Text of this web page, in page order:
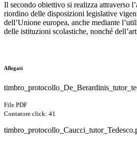
Il secondo obiettivo si realizza attraverso
riordino delle disposizioni legislative
dell’Unione europea, anche mediante
delle istituzioni scolastiche, nonché
Allegati
File PDF
Contatore click: 41